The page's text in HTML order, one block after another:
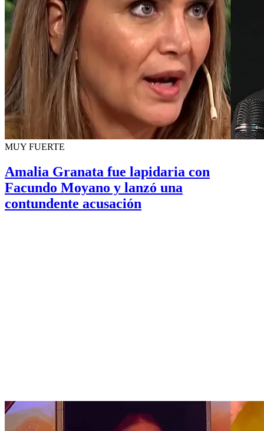
MUY FUERTE
Amalia Granata fue lapidaria con
Facundo Moyano y lanzó una
contundente acusación